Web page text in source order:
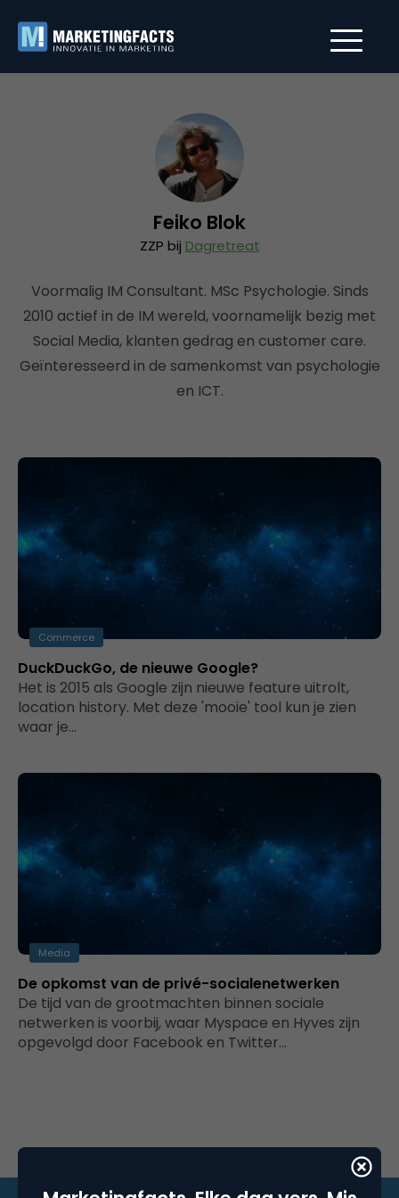
Feiko Blok
ZZP bij Dagretreat
Voormalig IM Consultant. MSc Psychologie. Sinds
2010 actief in de IM wereld, voornamelijk bezig met
Social Media, klanten gedrag en customer care.
Geïnteresseerd in de samenkomst van psychologie
en ICT.
Commerce
DuckDuckGo, de nieuwe Google?
Het is 2015 als Google zijn nieuwe feature uitrolt,
location history. Met deze 'mooie' tool kun je zien
waar je…
Media
De opkomst van de privé-socialenetwerken
De tijd van de grootmachten binnen sociale
netwerken is voorbij, waar Myspace en Hyves zijn
opgevolgd door Facebook en Twitter…